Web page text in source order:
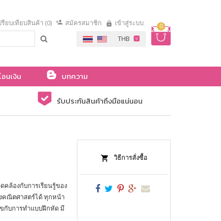
0
รียบเทียบสินค้า (0) สมัครสมาชิก เข้าสู่ระบบ
นเงิน
บทความ
รับประกันสินค้าถึงมือแน่นอน
ล้องกับการเรียนรู้ของ
คณิตศาสตร์ได้ ทุกหน้า
กับการทำแบบฝึกหัด มี
วิธีการสั่งซื้อ